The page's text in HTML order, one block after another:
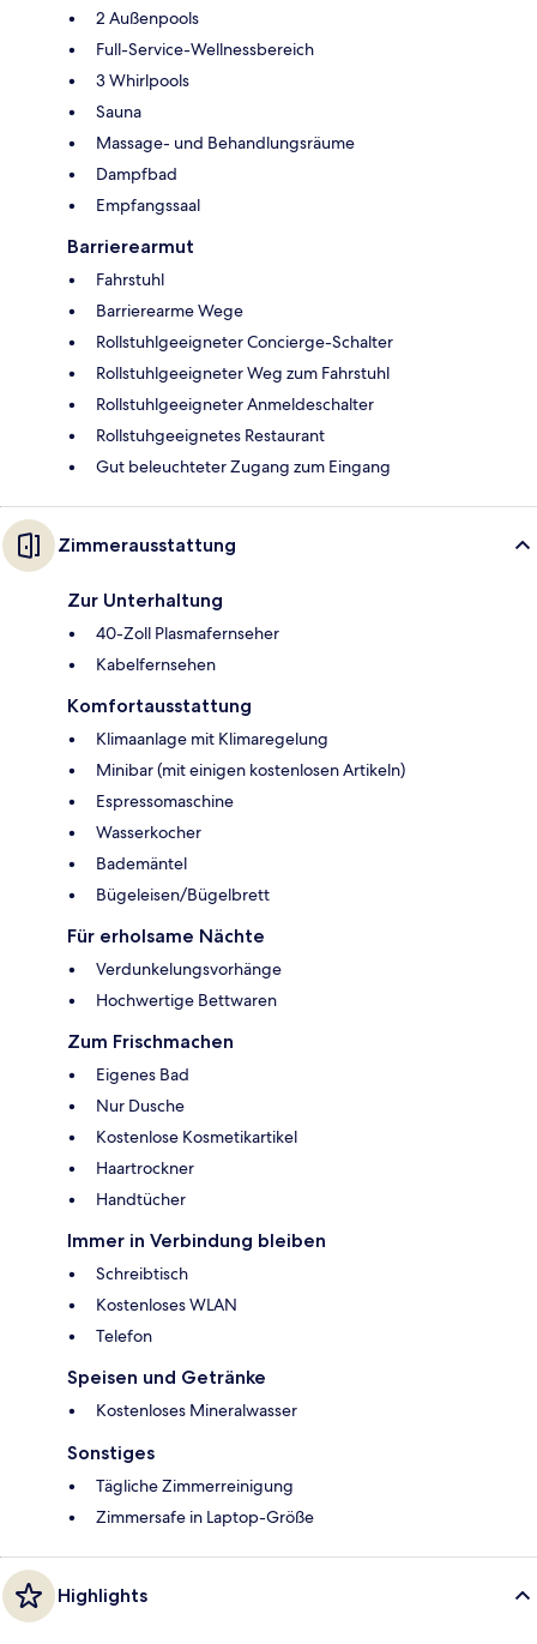
2 Außenpools
Full-Service-Wellnessbereich
3 Whirlpools
Sauna
Massage- und Behandlungsräume
Dampfbad
Empfangssaal
Barrierearmut
Fahrstuhl
Barrierearme Wege
Rollstuhlgeeigneter Concierge-Schalter
Rollstuhlgeeigneter Weg zum Fahrstuhl
Rollstuhlgeeigneter Anmeldeschalter
Rollstuhgeeignetes Restaurant
Gut beleuchteter Zugang zum Eingang
Zimmerausstattung
Zur Unterhaltung
40-Zoll Plasmafernseher
Kabelfernsehen
Komfortausstattung
Klimaanlage mit Klimaregelung
Minibar (mit einigen kostenlosen Artikeln)
Espressomaschine
Wasserkocher
Bademäntel
Bügeleisen/Bügelbrett
Für erholsame Nächte
Verdunkelungsvorhänge
Hochwertige Bettwaren
Zum Frischmachen
Eigenes Bad
Nur Dusche
Kostenlose Kosmetikartikel
Haartrockner
Handtücher
Immer in Verbindung bleiben
Schreibtisch
Kostenloses WLAN
Telefon
Speisen und Getränke
Kostenloses Mineralwasser
Sonstiges
Tägliche Zimmerreinigung
Zimmersafe in Laptop-Größe
Highlights